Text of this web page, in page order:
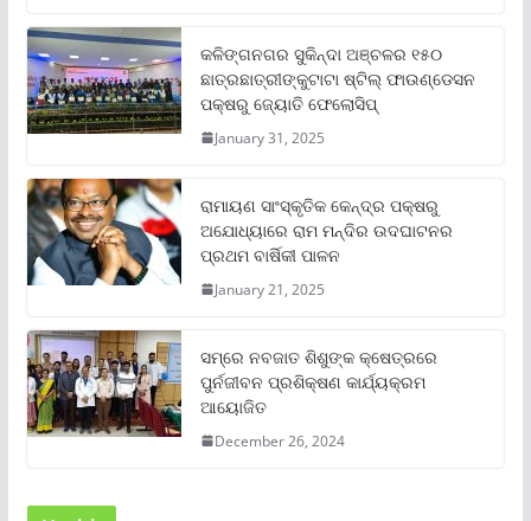
କଳିଙ୍ଗନଗର ସୁକିନ୍ଦା ଅଞ୍ଚଳର ୧୫୦
ଛାତ୍ରଛାତ୍ରୀଙ୍କୁଟାଟା ଷ୍ଟିଲ୍ ଫାଉଣ୍ଡେସନ
ପକ୍ଷରୁ ଜ୍ୟୋତି ଫେଲୋସିପ୍‌
January 31, 2025
ରାମାୟଣ ସାଂସ୍କୃତିକ କେନ୍ଦ୍ର ପକ୍ଷରୁ
ଅଯୋଧ୍ୟାରେ ରାମ ମନ୍ଦିର ଉଦଘାଟନର
ପ୍ରଥମ ବାର୍ଷିକୀ ପାଳନ
January 21, 2025
ସମ୍‌ରେ ନବଜାତ ଶିଶୁଙ୍କ କ୍ଷେତ୍ରରେ
ପୁର୍ନଜୀବନ ପ୍ରଶିକ୍ଷଣ କାର୍ଯ୍ୟକ୍ରମ
ଆୟୋଜିତ
December 26, 2024